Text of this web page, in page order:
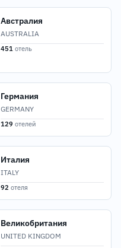
Австралия
AUSTRALIA
451 отель
Германия
GERMANY
129 отелей
Италия
ITALY
92 отеля
Великобритания
UNITED KINGDOM